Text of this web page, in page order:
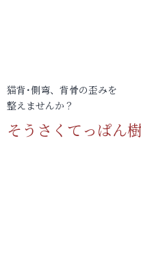
猫背･側弯、背骨の歪みを
整えませんか？
そうさくてっぱん